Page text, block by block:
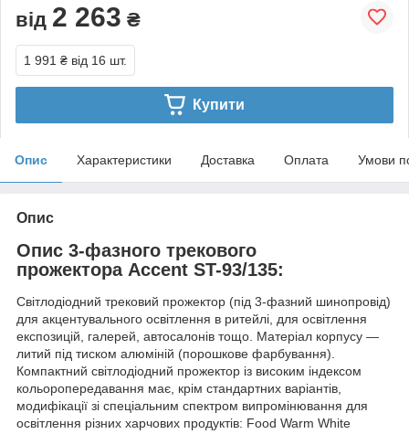
від 2 263 ₴
1 991 ₴ від 16 шт.
Купити
Опис Характеристики Доставка Оплата Умови
Опис
Опис 3-фазного трекового
прожектора Accent ST-93/135:
Світлодіодний трековий прожектор (під 3-фазний шинопровід)
для акцентувального освітлення в ритейлі, для освітлення
експозицій, галерей, автосалонів тощо. Матеріал корпусу —
литий під тиском алюміній (порошкове фарбування).
Компактний світлодіодний прожектор із високим індексом
кольоропередавання має, крім стандартних варіантів,
модифікації зі спеціальним спектром випромінювання для
освітлення різних харчових продуктів: Food Warm White